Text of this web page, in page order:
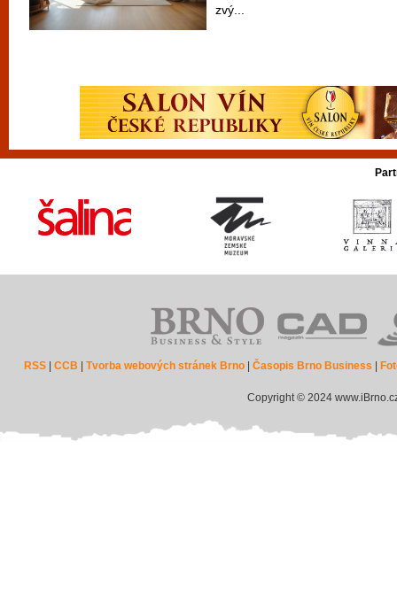
zvý...
RSS |CCB |Tvorba webových stránek Brno |Časopis Brno Business
Copyright © 2024